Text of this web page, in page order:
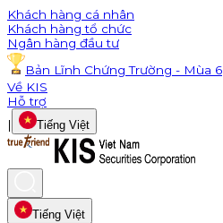
Khách hàng cá nhân
Khách hàng tổ chức
Ngân hàng đầu tư
Bản Lĩnh Chứng Trường - Mùa 6
Về KIS
Hỗ trợ
|
Tiếng Việt
Tiếng Việt